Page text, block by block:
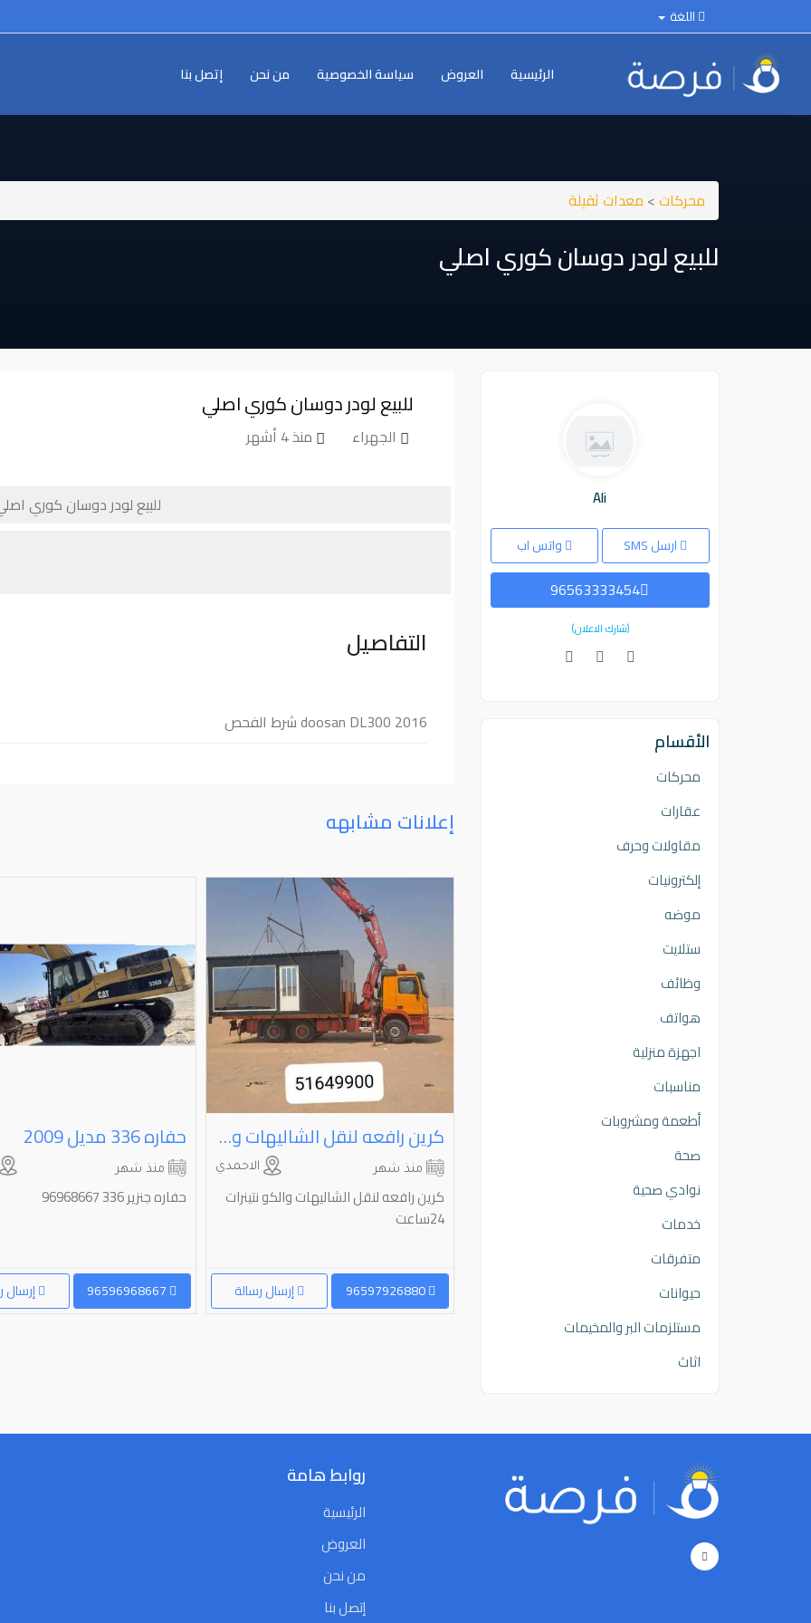
اللغة
الرئيسية العروض سياسة الخصوصية من نحن إتصل بنا
محركات> معدات ثقيلة
للبيع لودر دوسان كوري اصلي
للبيع لودر دوسان كوري اصلي
الجهراء منذ 4 أشهر
التفاصيل
doosan DL300 2016 شرط الفحص
إعلانات مشابهه
كرين علاق سحب شاحنات قلص شاحنات
طراريد كرفانات غرف شاليهات
96563333454
كرين رافعه لنقل الشاليهات والكو نتينرات 24ساعت
الاحمدي منذ شهر
كرين رافعه لنقل الشاليهات والكو نتينرات
24ساعت
إرسال رسالة 96597926880
حفاره ⁦⁦336⁩⁩ مديل ⁦⁦2009⁩⁩
منذ شهر
حفاره جنزير 336 96968667
إرسال
Ali
ارسل SMS واتس اب
96563333454
(شارك الاعلان)
الأقسام
محركات
عقارات
مقاولات وحرف
إلكترونيات
موضه
ستلايت
وظائف
هواتف
اجهزة منزلية
مناسبات
أطعمة ومشروبات
صحة
نوادي صحية
خدمات
متفرقات
حيوانات
مستلزمات البر والمخيمات
اثاث
روابط هامة
الرئيسية
العروض
من نحن
إتصل بنا